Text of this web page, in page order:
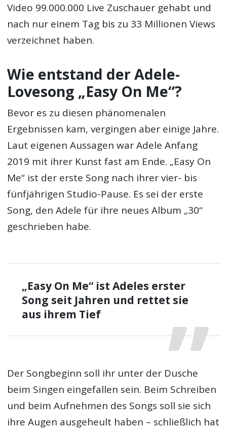
Video 99.000.000 Live Zuschauer gehabt und
nach nur einem Tag bis zu 33 Millionen Views
verzeichnet haben.
Wie entstand der Adele-
Lovesong „Easy On Me“?
Bevor es zu diesen phänomenalen
Ergebnissen kam, vergingen aber einige Jahre.
Laut eigenen Aussagen war Adele Anfang
2019 mit ihrer Kunst fast am Ende. „Easy On
Me“ ist der erste Song nach ihrer vier- bis
fünfjährigen Studio-Pause. Es sei der erste
Song, den Adele für ihre neues Album „30“
geschrieben habe.
„Easy On Me“ ist Adeles erster
Song seit Jahren und rettet sie
aus ihrem Tief
Der Songbeginn soll ihr unter der Dusche
beim Singen eingefallen sein. Beim Schreiben
und beim Aufnehmen des Songs soll sie sich
ihre Augen ausgeheult haben – schließlich hat